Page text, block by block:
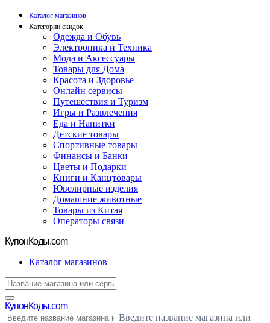
Каталог магазинов
Категории скидок
Одежда и Обувь
Электроника и Техника
Мода и Аксессуары
Товары для Дома
Красота и Здоровье
Онлайн сервисы
Путешествия и Туризм
Игры и Развлечения
Еда и Напитки
Детские товары
Спортивные товары
Финансы и Банки
Цветы и Подарки
Книги и Канцтовары
Ювелирные изделия
Домашние животные
Товары из Китая
Операторы связи
КупонКоды.com
Каталог магазинов
КупонКоды.com
Введите название магазина или